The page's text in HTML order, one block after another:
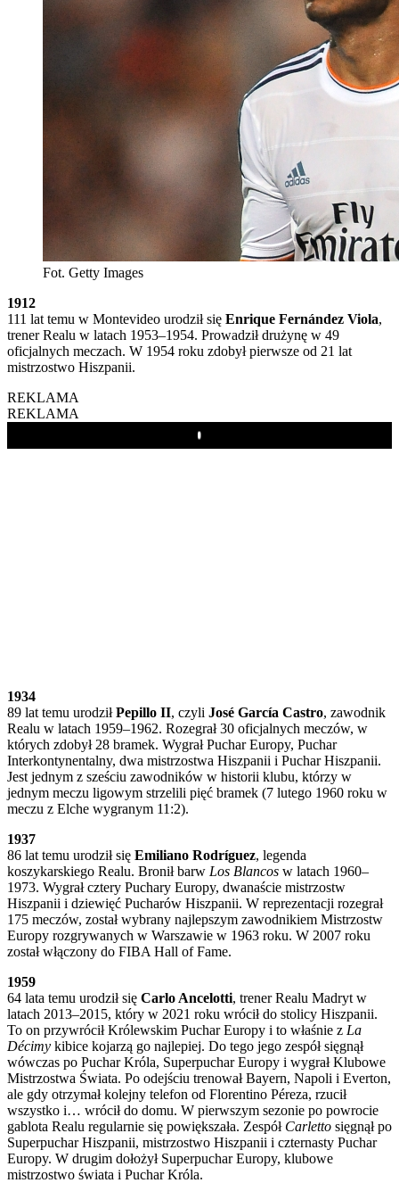
Fot. Getty Images
1912
111 lat temu w Montevideo urodził się Enrique Fernández Viola,
trener Realu w latach 1953–1954. Prowadził drużynę w 49
oficjalnych meczach. W 1954 roku zdobył pierwsze od 21 lat
mistrzostwo Hiszpanii.
REKLAMA
REKLAMA
Play
1934
89 lat temu urodziłPepillo II, czyli José García Castro, zawodnik
Realu w latach 1959–1962. Rozegrał 30 oficjalnych meczów, w
których zdobył 28 bramek. Wygrał Puchar Europy, Puchar
Interkontynentalny, dwa mistrzostwa Hiszpanii i Puchar Hiszpanii.
Jest jednym z sześciu zawodników w historii klubu, którzy w
jednym meczu ligowym strzelili pięć bramek (7 lutego 1960 roku w
meczu z Elche wygranym 11:2).
1937
86 lat temu urodził się Emiliano Rodríguez, legenda
koszykarskiego Realu. Bronił barw Los Blancos w latach 1960–
1973. Wygrał cztery Puchary Europy, dwanaście mistrzostw
Hiszpanii i dziewięć Pucharów Hiszpanii. W reprezentacji rozegrał
175 meczów, został wybrany najlepszym zawodnikiem Mistrzostw
Europy rozgrywanych w Warszawie w 1963 roku. W 2007 roku
został włączony do FIBA ​​Hall of Fame.
1959
64 lata temu urodził się Carlo Ancelotti, trener Realu Madryt w
latach 2013–2015, który w 2021 roku wrócił do stolicy Hiszpanii.
To on przywrócił Królewskim Puchar Europy i to właśnie z La
Décimy kibice kojarzą go najlepiej. Do tego jego zespół sięgnął
wówczas po Puchar Króla, Superpuchar Europy i wygrał Klubowe
Mistrzostwa Świata. Po odejściu trenował Bayern, Napoli i Everton,
ale gdy otrzymał kolejny telefon od Florentino Péreza, rzucił
wszystko i… wrócił do domu. W pierwszym sezonie po powrocie
gablota Realu regularnie się powiększała. Zespół Carletto sięgnął po
Superpuchar Hiszpanii, mistrzostwo Hiszpanii i czternasty Puchar
Europy. W drugim dołożył Superpuchar Europy, klubowe
mistrzostwo świata i Puchar Króla.